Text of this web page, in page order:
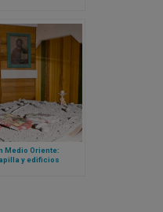
Medio Oriente:
y edificios